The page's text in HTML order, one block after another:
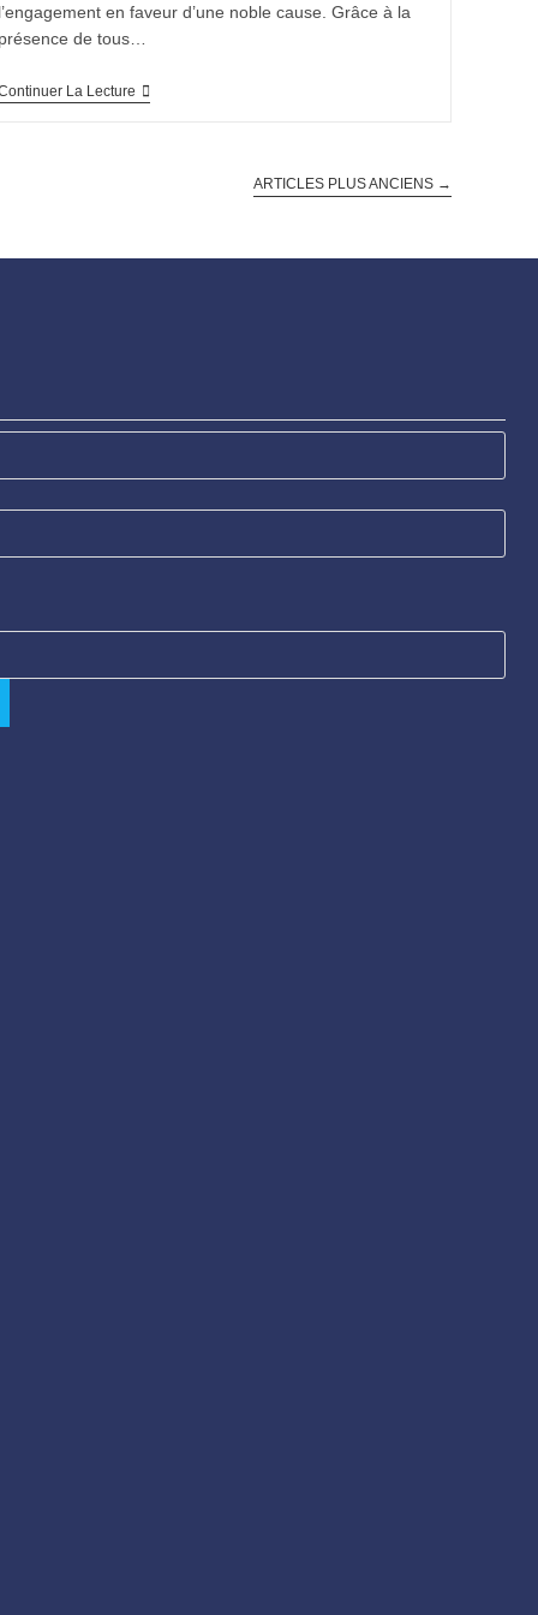
l’engagement en faveur d’une noble cause. Grâce à la
présence de tous…
La Lecture
ARTICLES PLUS ANCIENS →